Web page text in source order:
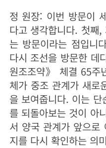
정 원장: 이번 방문이
다고 생각합니다. 첫째
는 방문이라는 점입니
다시 조선을 방문한 데
원조조약》 체결 65주
체가 중조 관계가 새로
을 보여줍니다. 이는
를 되돌아보는 것이 아
서 양국 관계가 앞으로
지를 다시 확인하는 의